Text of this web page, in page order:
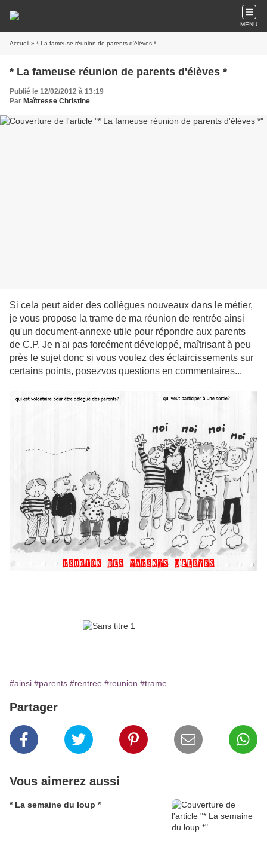
MENU
Accueil » * La fameuse réunion de parents d'élèves *
* La fameuse réunion de parents d'élèves *
Publié le 12/02/2012 à 13:19
Par Maîtresse Christine
Si cela peut aider des collègues nouveaux dans le métier,
je vous propose la trame de ma réunion de rentrée ainsi
qu'un document-annexe utile pour répondre aux parents
de C.P. Je n'ai pas forcément développé, maîtrisant à peu
près le sujet donc si vous voulez des éclaircissements sur
certains points, posezvos questions en commentaires...
#ainsi #parents #rentree #reunion #trame
Partager
Vous aimerez aussi
* La semaine du loup *